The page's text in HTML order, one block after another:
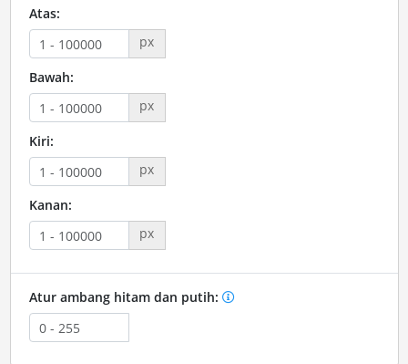
Atas:
px
Bawah:
px
Kiri:
px
Kanan:
px
Atur ambang hitam dan putih: